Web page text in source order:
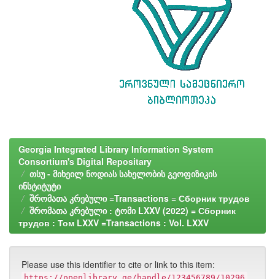
Georgia Integrated Library Information System
Consortium's Digital Repositary
თსუ - მიხეილ ნოდიას სახელობის გეოფიზიკის
ინსტიტუტი
შრომათა კრებული =Transactions = Сборник трудов
შრომათა კრებული : ტომი LXXV (2022) = Сборник
трудов : Том LXXV =Transactions : Vol. LXXV
Please use this identifier to cite or link to this item: